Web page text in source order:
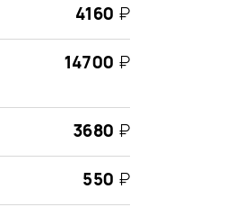
4160 ₽
14700 ₽
3680 ₽
550 ₽